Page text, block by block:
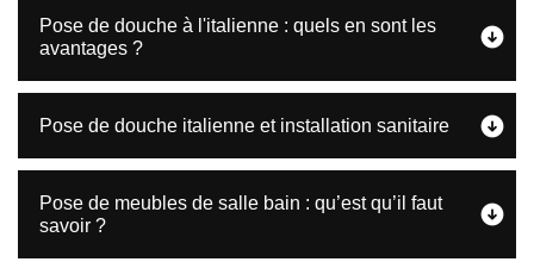
Pose de douche à l'italienne : quels en sont les
avantages ?
Pose de douche italienne et installation sanitaire
Pose de meubles de salle bain : qu’est qu’il faut
savoir ?